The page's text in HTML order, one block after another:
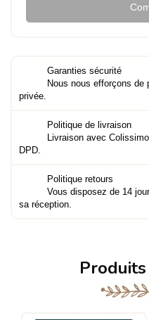
Garanties sécurité
Nous nous efforçons
privée.
Politique de livraison
Livraison avec
DPD.
Politique retours
Vous disposez de 14
sa réception.